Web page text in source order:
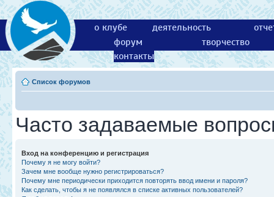
о клубе деятельность
форум
творчество
контакты
Список форумов
Часто задаваемые
Вход на конференцию и регистрация
Почему я не могу войти?
Зачем мне вообще нужно регистрироваться?
Почему мне периодически приходится повторять ввод имени и пароля?
Как сделать, чтобы я не появлялся в списке активных пользователей?